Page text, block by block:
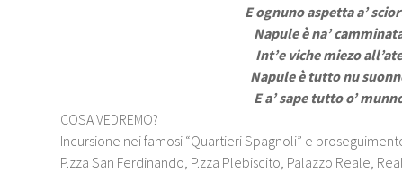
E ognuno aspetta a’
Napule è na’
Int’e viche miezo all’ate
Napule è tutto nu
E a’ sape tutto o’
COSA VEDREMO?
Incursione nei famosi “Quartieri Spagnoli” e
P.zza San Ferdinando, P.zza Plebiscito, Palazzo Reale,